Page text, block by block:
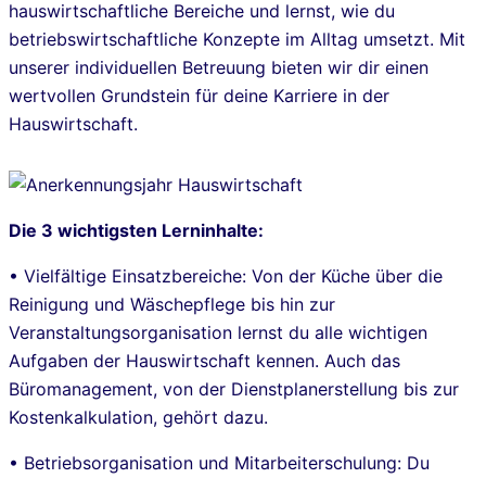
hauswirtschaftliche Bereiche und lernst, wie du
betriebswirtschaftliche Konzepte im Alltag umsetzt. Mit
unserer individuellen Betreuung bieten wir dir einen
wertvollen Grundstein für deine Karriere in der
Hauswirtschaft.
Die 3 wichtigsten Lerninhalte:
• Vielfältige Einsatzbereiche: Von der Küche über die
Reinigung und Wäschepflege bis hin zur
Veranstaltungsorganisation lernst du alle wichtigen
Aufgaben der Hauswirtschaft kennen. Auch das
Büromanagement, von der Dienstplanerstellung bis zur
Kostenkalkulation, gehört dazu.
• Betriebsorganisation und Mitarbeiterschulung: Du